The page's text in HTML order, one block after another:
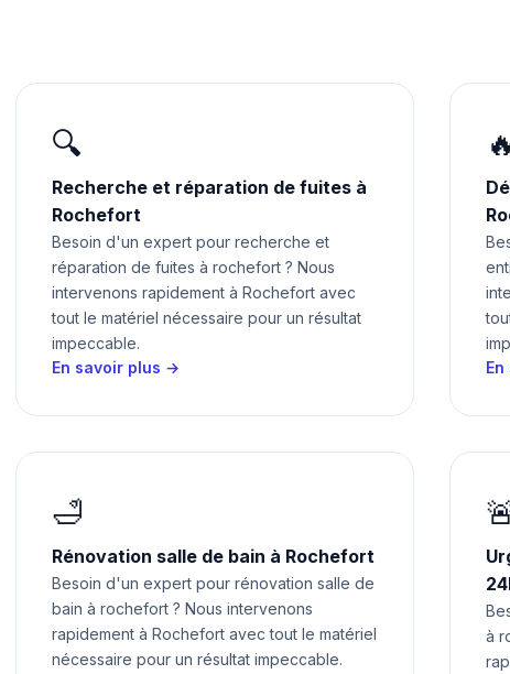
🔍
Recherche et réparation de fuites à
Rochefort
Besoin d'un expert pour recherche et
réparation de fuites à rochefort ? Nous
intervenons rapidement à Rochefort avec
tout le matériel nécessaire pour un résultat
impeccable.
En savoir plus →
🛁
Rénovation salle de bain à Rochefort
Besoin d'un expert pour rénovation salle de
bain à rochefort ? Nous intervenons
rapidement à Rochefort avec tout le matériel
nécessaire pour un résultat impeccable.
à